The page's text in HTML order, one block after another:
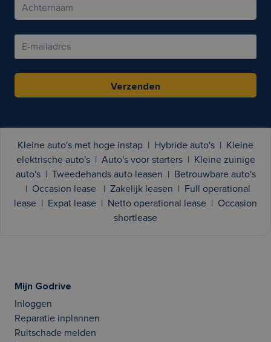
Verzenden
Kleine auto's met hoge instap Hybride auto's
Kleine
elektrische auto's
Auto's voor starters
Kleine zuinige
auto's
Tweedehands auto leasen
Betrouwbare auto's
Occasion lease Zakelijk leasen
Full operational
lease
Expat lease Netto operational lease
Occasion
shortlease
Mijn Godrive
Inloggen
Reparatie inplannen
Ruitschade melden